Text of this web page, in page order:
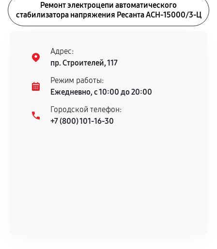
Ремонт электроцепи автоматического
стабилизатора напряжения Ресанта АСН-15000/3-Ц
Адрес:
пр. Строителей, 117
Режим работы:
Ежедневно, с 10:00 до 20:00
Городской телефон:
+7 (800) 101-16-30